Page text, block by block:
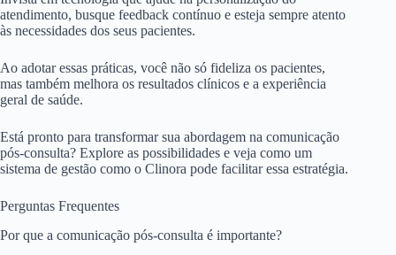
atendimento, busque feedback contínuo e esteja sempre atento
às necessidades dos seus pacientes.
Ao adotar essas práticas, você não só fideliza os pacientes,
mas também melhora os resultados clínicos e a experiência
geral de saúde.
Está pronto para transformar sua abordagem na comunicação
pós-consulta? Explore as possibilidades e veja como um
sistema de gestão como o Clinora pode facilitar essa estratégia.
Perguntas Frequentes
Por que a comunicação pós-consulta é importante?